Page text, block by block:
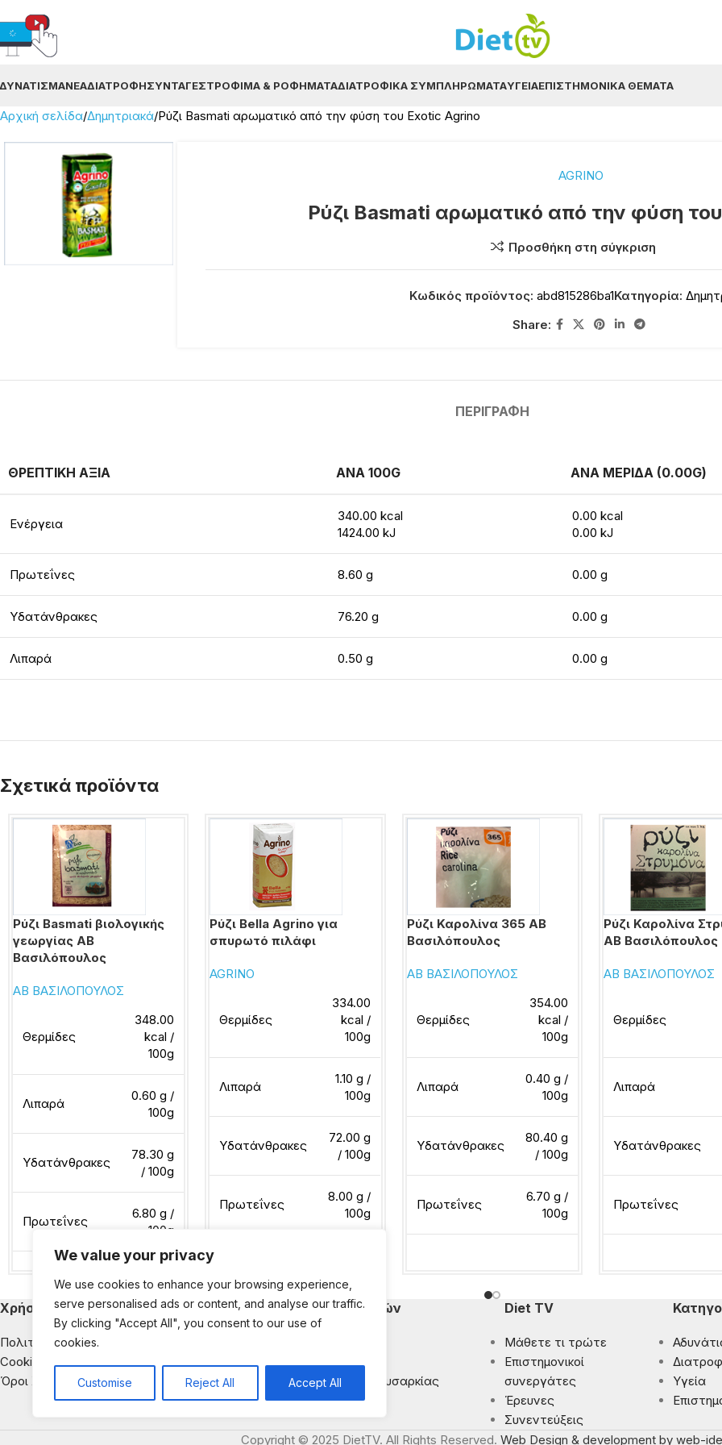
We value your privacy
We use cookies to enhance your browsing experience,
serve personalised ads or content, and analyse our traffic.
By clicking "Accept All", you consent to our use of
cookies.
Customise Reject All Accept All
ΝΈΑΔΙΑΤΡΟΦΉΣΥΝΤΑΓΈΣΤΡΌΦΙΜΑ & ΡΟΦΉΜΑΤΑΔΙΑΤΡΟΦΙΚΆ ΣΥΜΠΛΗΡΏΜΑΤΑΥΓΕΊΑΕΠΙΣΤΗΜΟΝΙΚΆ ΘΈΜΑΤΑ
Αρχική σελίδα Δημητριακά Ρύζι Basmati αρωματικό από την φύση του Exotic Agrino
AGRINO
Ρύζι Basmati αρωματικό από την φύση
Προσθήκη στη σύγκριση
Κωδικός προϊόντος:abd815286ba1Κατηγορία:
Share:
ΠΕΡΙΓΡΑΦΉ
ΘΡΕΠΤΙΚΗ ΑΞΙΑ ΑΝΑ 100G ΑΝΑ ΜΕΡΙΔΑ (0.00G)
Ενέργεια
340.00 kcal
1424.00 kJ
0.00 kcal
0.00 kJ
Πρωτεΐνες 8.60 g 0.00 g
Υδατάνθρακες 76.20 g 0.00 g
Λιπαρά 0.50 g 0.00 g
Σχετικά προϊόντα
Ρύζι Basmati βιολογικής
γεωργίας ΑΒ
Βασιλόπουλος
ΑΒ ΒΑΣΙΛΟΠΟΥΛΟΣ
Θερμίδες
348.00
kcal /
100g
Λιπαρά
0.60 g /
100g
Υδατάνθρακες
78.30 g
/ 100g
Πρωτεΐνες
6.80 g /
100g
Ρύζι Bella Agrino για
σπυρωτό πιλάφι
AGRINO
Θερμίδες
334.00
kcal /
100g
Λιπαρά
1.10 g /
100g
Υδατάνθρακες
72.00 g
/ 100g
Πρωτεΐνες
8.00 g /
100g
Διαβάστε περισσότερα
Ρύζι Καρολίνα 365 ΑΒ
Βασιλόπουλος
ΑΒ ΒΑΣΙΛΟΠΟΥΛΟΣ
Θερμίδες
354.00
kcal /
100g
Λιπαρά
0.40 g /
100g
Υδατάνθρακες
80.40 g
/ 100g
Πρωτεΐνες
6.70 g /
100g
Ρύζι Καρολίνα
ΑΒ Βασιλόπουλος
ΑΒ ΒΑΣΙΛΟΠΟΥΛΟΣ
Θερμίδες
Λιπαρά
Υδατάνθρακες
Πρωτεΐνες
Χρήσιμα
Πολιτική Απορρήτου
Cookies
Όροι Χρήσης
Κατηγορίες Εκπομπών
Διατροφή & Νοσήματα
Αντιμετώπιση της Παχυσαρκίας
Διατροφική Ενημέρωση
Diet TV
Μάθετε τι τρώτε
Eπιστημονικοί
συνεργάτες
Έρευνες
Συνεντεύξεις
Υγεία
Copyright © 2025 DietTV. All Rights Reserved. Web Design & development by web-